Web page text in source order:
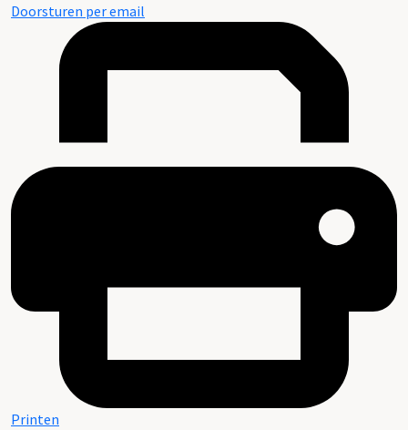
Doorsturen per email
Printen